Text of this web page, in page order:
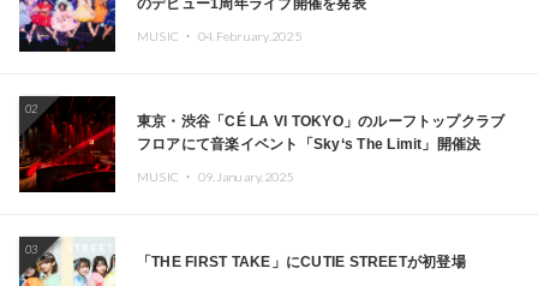
のデビュー1周年ライブ開催を発表
MUSIC ・ 04.February.2025
02
東京・渋谷「CÉ LA VI TOKYO」のルーフトップクラブ
フロアにて音楽イベント「Sky‘s The Limit」開催決
MUSIC ・ 09.January.2025
03
「THE FIRST TAKE」にCUTIE STREETが初登場